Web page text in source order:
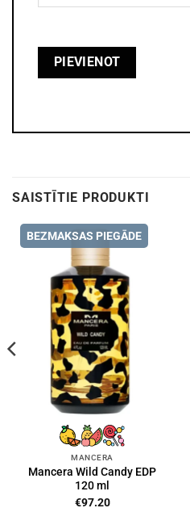
SAISTĪTIE PRODUKTI
BEZMAKSAS PIEGĀDE
MANCERA
Mancera Wild Candy EDP
120 ml
€97.20